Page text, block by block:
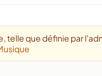
telle que définie par